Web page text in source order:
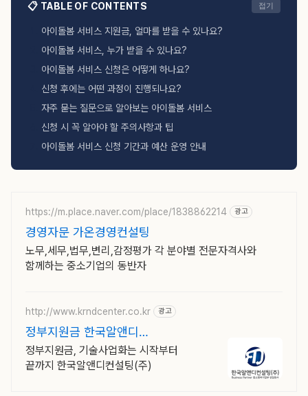
📋 TABLE OF CONTENTS 접기
아이돌봄 서비스 지원금, 얼마를 받을 수 있나요?
아이돌봄 서비스, 누가 받을 수 있나요?
아이돌봄 서비스 신청은 어떻게 하나요?
신청 후에는 어떤 과정이 진행되나요?
자주 묻는 질문으로 알아보는 아이돌봄 서비스
신청 시 꼭 알아야 할 주의사항과 팁
아이돌봄 서비스 신청 기간과 예산 운영 안내
https://m.place.naver.com/place/1838862214 광고
경영자문 가온경영컨설팅
노무,세무,법무,변리,감정평가 각 분야별 전문자격사와
함께하는 중소기업의 동반자
http://www.krndcenter.co.kr 광고
정부지원금 한국알앤디
중소기업상담회사
정부지원금, 기술사업화는 시작부터
끝까지 한국알앤디컨설팅(주)